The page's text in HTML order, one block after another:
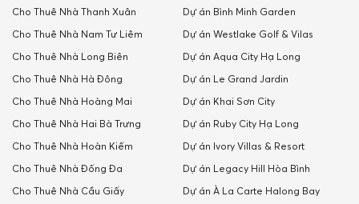
Cho Thuê Nhà Thanh Xuân
Cho Thuê Nhà Nam Tư Liêm
Cho Thuê Nhà Long Biên
Cho Thuê Nhà Hà Đông
Cho Thuê Nhà Hoàng Mai
Cho Thuê Nhà Hai Bà Trưng
Cho Thuê Nhà Hoàn Kiếm
Cho Thuê Nhà Đống Đa
Cho Thuê Nhà Cầu Giấy
Dự án Bình Minh Garden
Dự án Westlake Golf & Vilas
Dự án Aqua City Hạ Long
Dự án Le Grand Jardin
Dự án Khai Sơn City
Dự án Ruby City Hạ Long
Dự án Ivory Villas & Resort
Dự án Legacy Hill Hòa Bình
Dự án À La Carte Halong Bay